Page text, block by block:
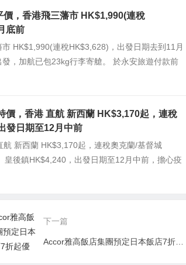
，香港飛三藩市 HK$1,990(連稅
底前
HK$1,990(連稅HK$3,628)，出發日期去到11月
，加航已包23kg行李寄艙。 於永安旅遊付款前
價，香港 直航 新西蘭 HK$3,170起，連稅
發日期至12月中前
新西蘭 HK$3,170起，連稅奧克蘭/基督城
皇後鎮HK$4,240，出發日期至12月中前，擔心疫
下一篇
Accor雅高飯店集團預定日本飯店7折起優惠，美居/宜必思酒店都適用折扣